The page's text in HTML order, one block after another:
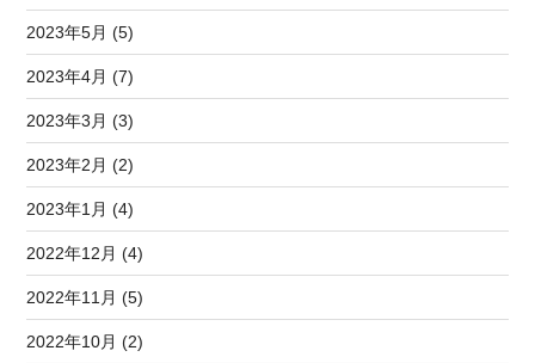
2023年5月 (5)
2023年4月 (7)
2023年3月 (3)
2023年2月 (2)
2023年1月 (4)
2022年12月 (4)
2022年11月 (5)
2022年10月 (2)